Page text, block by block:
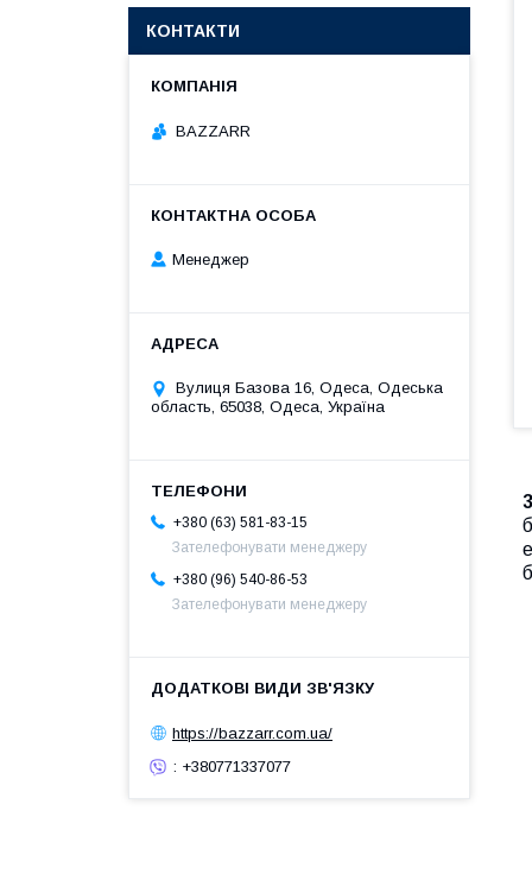
КОНТАКТИ
BAZZARR
Менеджер
Вулиця Базова 16, Одеса, Одеська
область, 65038, Одеса, Україна
+380 (63) 581-83-15
Зателефонувати менеджеру
+380 (96) 540-86-53
Зателефонувати менеджеру
https://bazzarr.com.ua/
: +380771337077